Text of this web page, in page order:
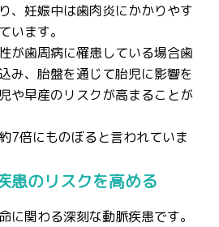
、妊娠中は歯肉炎にかかりやす
います。
が歯周病に罹患している場合歯
み、胎盤を通じて胎児に影響を
や早産のリスクが高まることが
7倍にものぼると言われていま
患のリスクを高める
に関わる深刻な動脈疾患です。